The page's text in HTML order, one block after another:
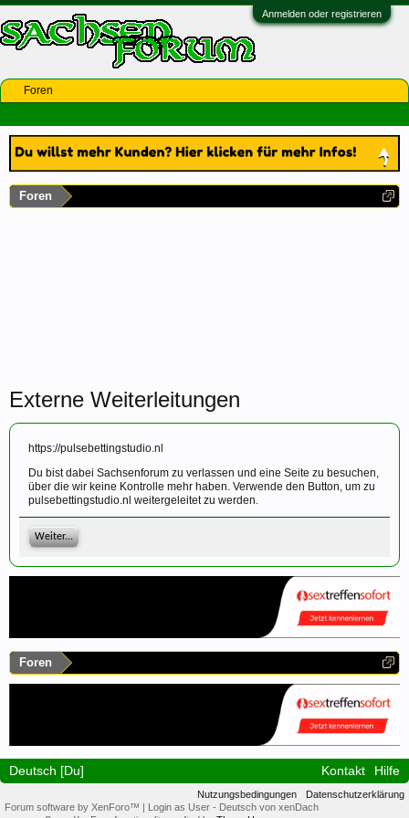
Anmelden oder registrieren
Foren
Externe Weiterleitungen
https://pulsebettingstudio.nl
Du bist dabei Sachsenforum zu verlassen und eine Seite zu besuchen,
über die wir keine Kontrolle mehr haben. Verwende den Button, um zu
pulsebettingstudio.nl weitergeleitet zu werden.
Weiter...
Foren
Foren
Deutsch [Du] Kontakt Hilfe
Nutzungsbedingungen
Datenschutzerklärung
Forum software by XenForo™ | Login as User - Deutsch von xenDach